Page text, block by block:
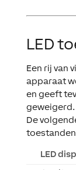
LED
Een rij van
apparaat
en geeft
geweigerd.
De
LED